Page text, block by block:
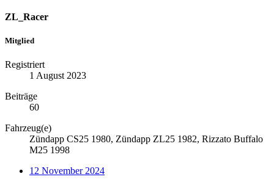
ZL_Racer
Mitglied
Registriert
1 August 2023
Beiträge
60
Fahrzeug(e)
Zündapp CS25 1980, Zündapp ZL25 1982, Rizzato Buffalo
M25 1998
12 November 2024